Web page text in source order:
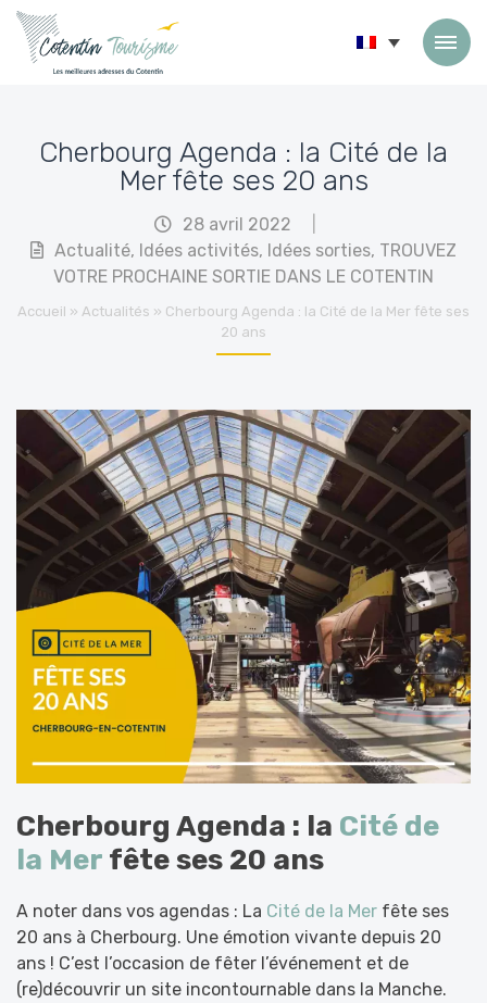
Cherbourg Agenda : la Cité de la
Mer fête ses 20 ans
28 avril 2022
Actualité, Idées activités, Idées sorties, TROUVEZ
VOTRE PROCHAINE SORTIE DANS LE COTENTIN
Accueil » Actualités » Cherbourg Agenda : la Cité de la Mer fête ses
20 ans
Cherbourg Agenda : la Cité de
la Mer fête ses 20 ans
A noter dans vos agendas : La Cité de la Mer fête ses
20 ans à Cherbourg. Une émotion vivante depuis 20
ans ! C’est l’occasion de fêter l’événement et de
(re)découvrir un site incontournable dans la Manche.